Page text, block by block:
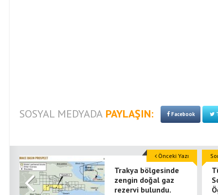
SOSYAL MEDYADA PAYLAŞIN: Facebook
Trakya bölgesinde
zengin doğal gaz
rezervi bulundu.
Önceki Yazı